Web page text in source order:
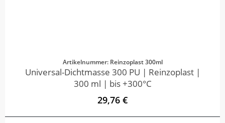
Artikelnummer: Reinzoplast 300ml
Universal-Dichtmasse 300 PU | Reinzoplast |
300 ml | bis +300°C
29,76 €